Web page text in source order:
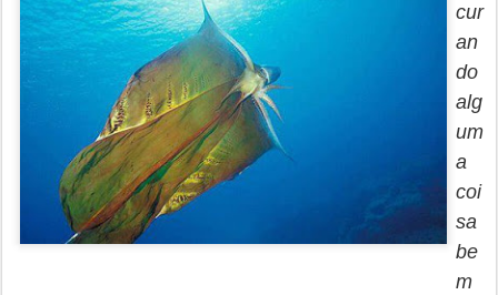
cur
an
do
alg
um
a
coi
sa
be
m